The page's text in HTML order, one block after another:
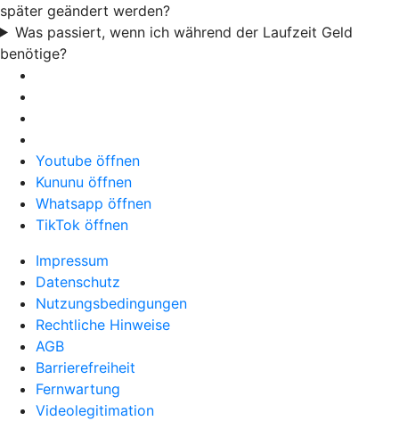
später geändert werden?
Was passiert, wenn ich während der Laufzeit Geld
benötige?
Youtube öffnen
Kununu öffnen
Whatsapp öffnen
TikTok öffnen
Impressum
Datenschutz
Nutzungsbedingungen
Rechtliche Hinweise
AGB
Barrierefreiheit
Fernwartung
Videolegitimation